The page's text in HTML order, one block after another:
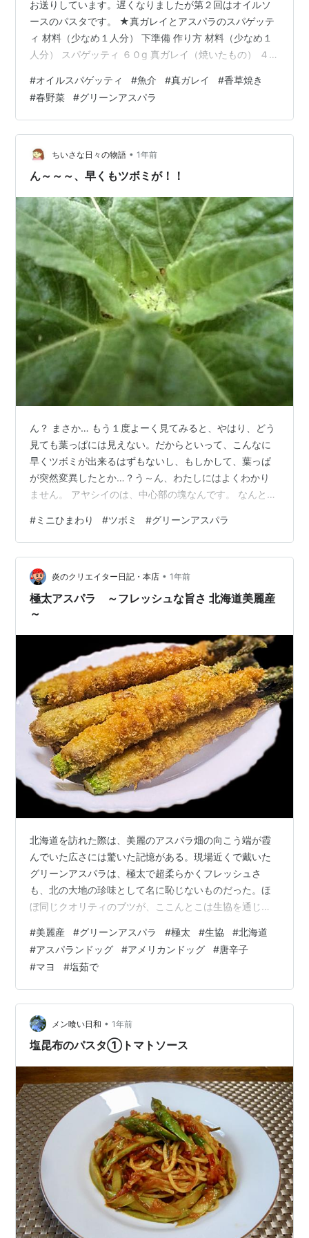
お送りしています。遅くなりましたが第２回はオイルソ
ースのパスタです。 ★真ガレイとアスパラのスパゲッテ
ィ 材料（少なめ１人分） 下準備 作り方 材料（少なめ１
人分） スパゲッティ ６０g 真ガレイ（焼いたもの） ４０
３０g グリーンアスパラ ２本 タイム ３、４枝 ●調味料
など オリーブオイル 適量 日本酒 小さじ２ 塩、コショウ
各適量 下準備 ①真ガレイ：焼いたものを軽くほぐして
おく。 ②グリーンアスパラ：根元の硬い部分を切り落と
し、根元から５㎝くらいの部分はピーラーなどで皮を剥
く…
#オイルスパゲッティ #魚介 #真ガレイ #香草焼き
#春野菜 #グリーンアスパラ
ちいさな日々の物語 • 1年前
ん～～～、早くもツボミが！！
ん？ まさか… もう１度よーく見てみると、やはり、どう
見ても葉っぱには見えない。だからといって、こんなに
早くツボミが出来るはずもないし、もしかして、葉っぱ
が突然変異したとか…？う～ん、わたしにはよくわかり
ません。 アヤシイのは、中心部の塊なんです。 なんとな
～。 ひまわりといえば、これまた実家の夏の風物詩で、
ノッポの大輪のひまわりが植えられていました。当時、
小学生だったわたしには、とてつもなく大きく見えたも
のです。😅 おまけ。 グリーンアスパラのベビーちゃんで
す。真ん中は成長したアスパラで、葉が生い茂っていま
す。 この子たち（左右２本）は、もう食…
#ミニひまわり #ツボミ #グリーンアスパラ
炎のクリエイター日記・本店 • 1年前
極太アスパラ ～フレッシュな旨さ 北海道美麗産
～
北海道を訪れた際は、美麗のアスパラ畑の向こう端が霞
んでいた広さには驚いた記憶がある。現場近くで戴いた
グリーンアスパラは、極太で超柔らかくフレッシュさ
も、北の大地の珍味として名に恥じないものだった。ほ
ぼ同じクオリティのブツが、ここんとこは生協を通じて
世の中になったものだ。 嵐の相葉くんのお料理番組で、
アスパランドッグと言うお料理を紹介していた。アスパ
ラの頭の部分にスライスチーズを巻き、上からロースハ
ムを巻いてホットケーキミックスで、アメリカンドッグ
のように仕上げるものだった。アスパラの軸がふにゃ～
として食べ辛そうな雰囲気だったので、竹串をアスパ
ラ…
#美麗産 #グリーンアスパラ #極太 #生協 #北海道
#アスパランドッグ #アメリカンドッグ #唐辛子
#マヨ #塩茹で
メン喰い日和 • 1年前
塩昆布のパスタ①トマトソース